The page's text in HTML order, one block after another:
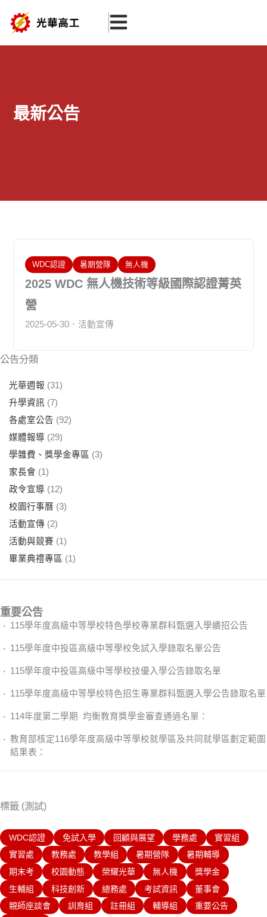
最新公告
WDC認證 暑期營隊 無人機
2025 WDC 無人機技術等級國際認證菁英
營
2025-05-30 活動宣傳
公告分類
光華週報 (31)
升學資訊 (7)
各處室公告 (92)
媒體報導 (29)
學雜費、獎學金專區 (3)
家長會 (1)
政令宣導 (12)
校園行事曆 (3)
活動宣傳 (2)
活動與競賽 (1)
畢業典禮專區 (1)
重要公告
115學年度高級中等學校特色學校專業群科甄選入學續招公告
115學年度中投區高級中等學校免試入學錄取名單公告
115學年度中投區高級中等學校技優入學公告錄取名單
115學年度高級中等學校特色招生專業群科甄選入學公告錄取名單
114年度第二學期 均衡教育獎學金審查通過名單：
教育部核定116學年度高級中等學校就學區及共同就學區劃定範圍
結果表：
標籤 (測試)
WDC認證 免試入學 回顧與展望 學務處
實習組
實習處
教務處 教學組 暑期營隊
暑期輔導
期末考
校園動態 榮耀光華 無人機
獎學金
生輔組
科技創新 總務處 考試資訊
董事會
親師座談會
訓育組 註冊組 輔導組
重要公告